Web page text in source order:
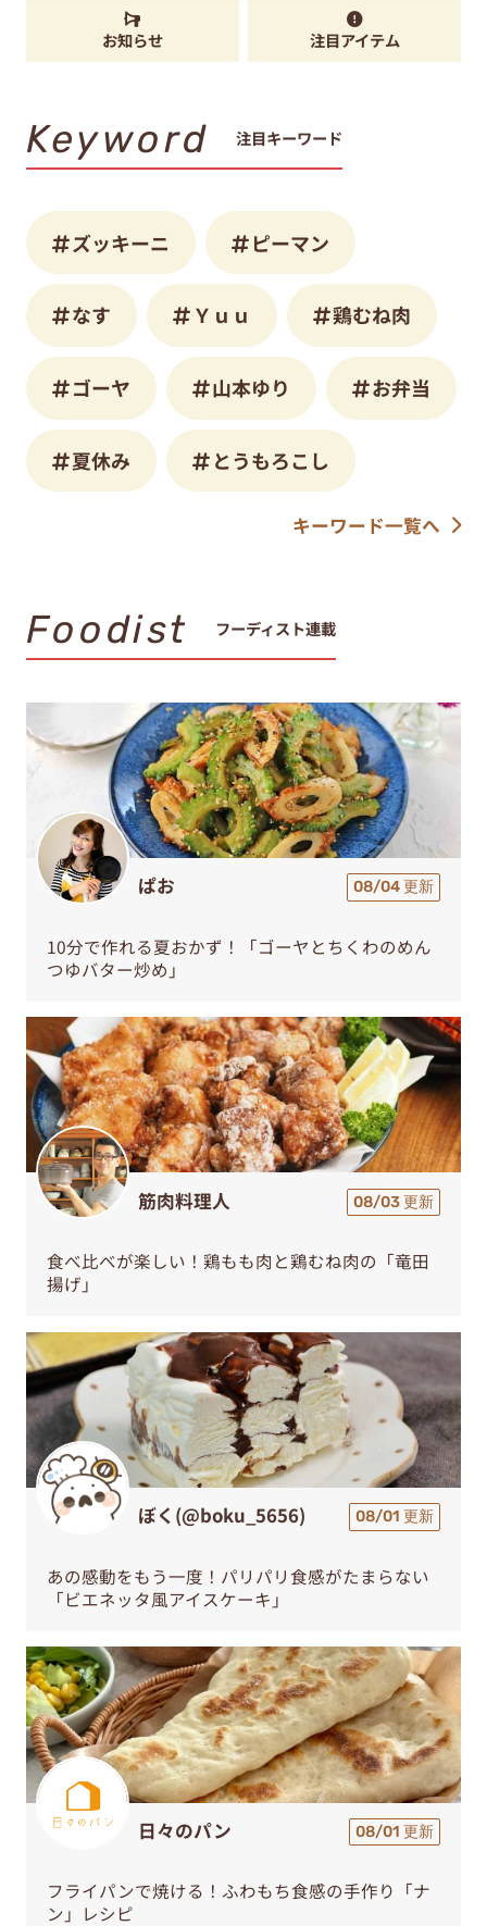
お知らせ 注目アイテム
Keyword 注目キーワード
ズッキーニ ピーマン
なす Ｙｕｕ 鶏むね肉
ゴーヤ 山本ゆり お弁当
夏休み とうもろこし
キーワード一覧へ
Foodist フーディスト連載
ぱお 08/04 更新
10分で作れる夏おかず！「ゴーヤとちくわのめん
つゆバター炒め」
筋肉料理人 08/03 更新
食べ比べが楽しい！鶏もも肉と鶏むね肉の「竜田
揚げ」
ぼく(@boku_5656) 08/01 更新
あの感動をもう一度！パリパリ食感がたまらない
「ビエネッタ風アイスケーキ」
日々のパン 08/01 更新
フライパンで焼ける！ふわもち食感の手作り「ナ
ン」レシピ